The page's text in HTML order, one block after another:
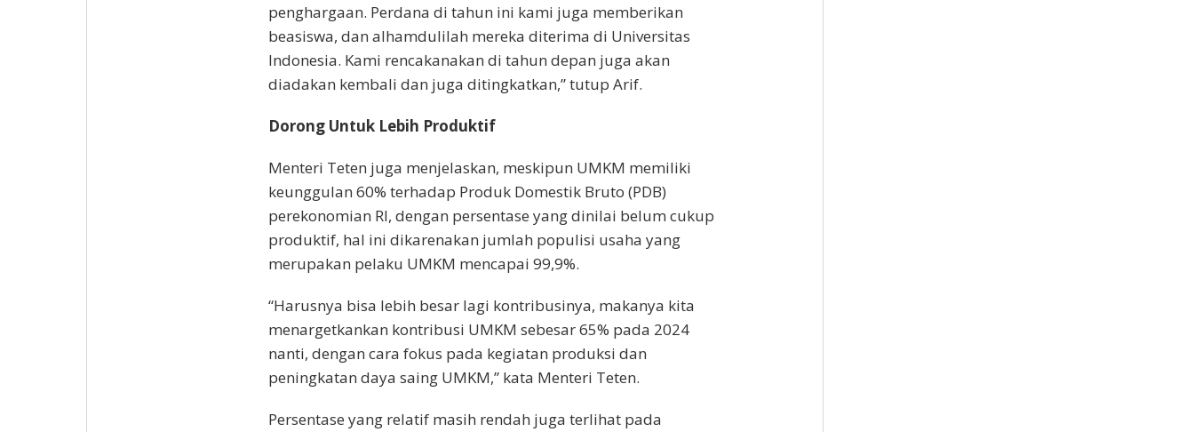
penghargaan. Perdana di tahun ini kami juga memberikan
beasiswa, dan alhamdulilah mereka diterima di Universitas
Indonesia. Kami rencakanakan di tahun depan juga akan
diadakan kembali dan juga ditingkatkan,” tutup Arif.
Dorong Untuk Lebih Produktif
Menteri Teten juga menjelaskan, meskipun UMKM memiliki
keunggulan 60% terhadap Produk Domestik Bruto (PDB)
perekonomian RI, dengan persentase yang dinilai belum cukup
produktif, hal ini dikarenakan jumlah populisi usaha yang
merupakan pelaku UMKM mencapai 99,9%.
“Harusnya bisa lebih besar lagi kontribusinya, makanya kita
menargetkankan kontribusi UMKM sebesar 65% pada 2024
nanti, dengan cara fokus pada kegiatan produksi dan
peningkatan daya saing UMKM,” kata Menteri Teten.
Persentase yang relatif masih rendah juga terlihat pada